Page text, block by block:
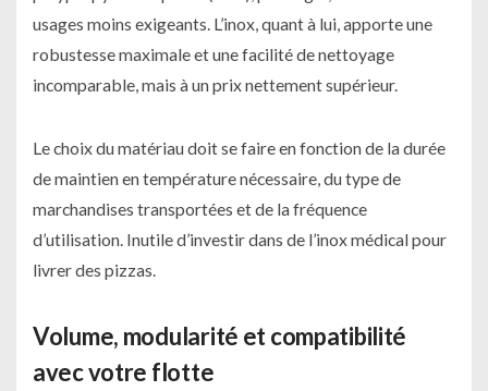
usages moins exigeants. L’inox, quant à lui, apporte une
robustesse maximale et une facilité de nettoyage
incomparable, mais à un prix nettement supérieur.
Le choix du matériau doit se faire en fonction de la durée
de maintien en température nécessaire, du type de
marchandises transportées et de la fréquence
d’utilisation. Inutile d’investir dans de l’inox médical pour
livrer des pizzas.
Volume, modularité et compatibilité
avec votre flotte